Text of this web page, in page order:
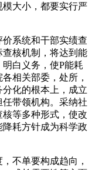
大小，都要实行严
系统和干部实绩查
核机制，将达到能
白义务，使P能耗
相关部委，处所，
化的根本上，成立
带领机构。采纳社
等多种形式，使改
耗方针成为科学政
不单要构成趋向，